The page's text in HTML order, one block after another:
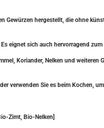
Gewürzen hergestellt, die ohne
eignet sich auch hervorragend
Koriander, Nelken und weiteren
verwenden Sie es beim Kochen,
Zimt, Bio-Nelken]